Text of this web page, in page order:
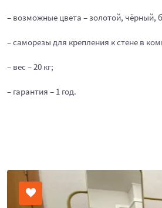
– возможные цвета – золотой, чёрный,
– саморезы для крепления к стене в
– вес – 20 кг;
– гарантия – 1 год.